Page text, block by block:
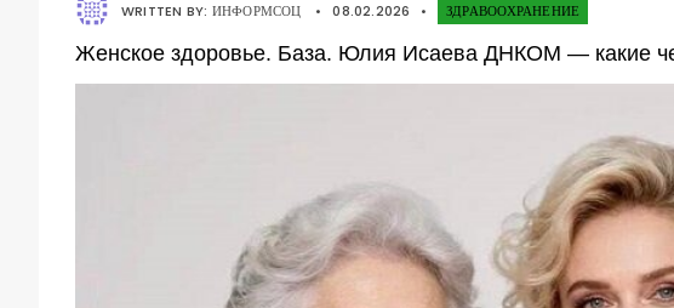
WRITTEN BY: ИНФОРМСОЦ • 08.02.2026 • ЗДРАВООХРАНЕНИЕ
Женское здоровье. База. Юлия Исаева ДНКОМ — какие